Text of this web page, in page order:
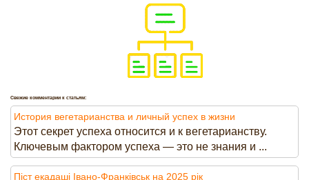
Свежие комментарии к статьям:
История вегетарианства и личный успех в жизни
Этот секрет успеха относится и к вегетарианству.
Ключевым фактором успеха — это не знания и ...
Піст екадаші Івано-Франківськ на 2025 рік